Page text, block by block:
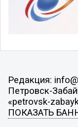
Редакция:
Петровск-
«petrovsk-
ПОКАЗАТЬ